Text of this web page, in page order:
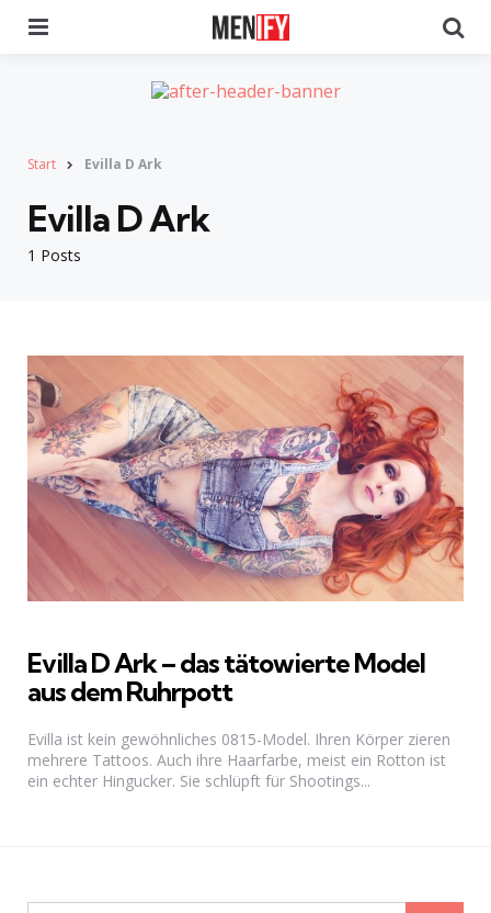
Start Evilla D Ark
1 Posts
Evilla D Ark
Evilla D Ark – das tätowierte Model
aus dem Ruhrpott
Evilla ist kein gewöhnliches 0815-Model. Ihren Körper zieren
mehrere Tattoos. Auch ihre Haarfarbe, meist ein Rotton ist
ein echter Hingucker. Sie schlüpft für Shootings...